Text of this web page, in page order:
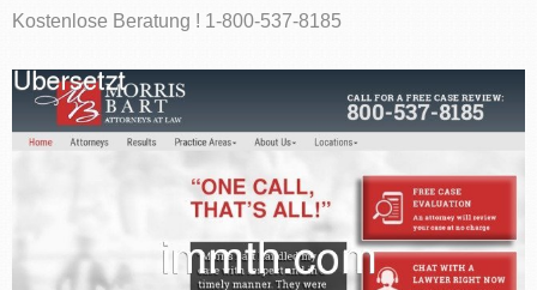
Kostenlose Beratung ! 1-800-537-8185